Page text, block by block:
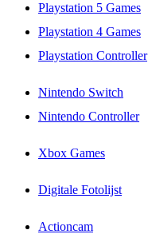
Playstation 5 Games
Playstation 4 Games
Playstation Controller
Nintendo Switch
Nintendo Controller
Xbox Games
Digitale Fotolijst
Actioncam